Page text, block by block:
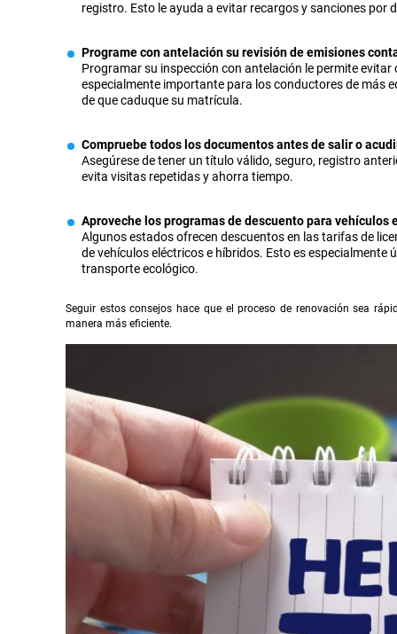
registro. Esto le ayuda a evitar recargos y sanciones por
Programe con antelación su revisión de emisiones
Programar su inspección con antelación le permite
especialmente importante para los conductores de más
de que caduque su matrícula.
Compruebe todos los documentos antes de salir o
Asegúrese de tener un título válido, seguro, registro
evita visitas repetidas y ahorra tiempo.
Aproveche los programas de descuento para
Algunos estados ofrecen descuentos en las tarifas de
de vehículos eléctricos e híbridos. Esto es
transporte ecológico.
Seguir estos consejos hace que el proceso de renovación sea
manera más eficiente.